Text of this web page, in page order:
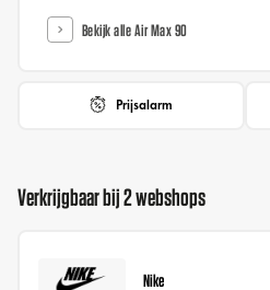
Bekijk alle Air Max 90
Prijsalarm
Verkrijgbaar bij 2 webshops
Nike